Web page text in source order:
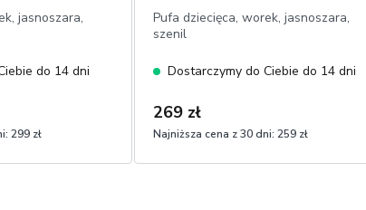
jasnoszara,
do 14 dni
299 zł
Pufa dziecięca, worek, jasnoszara,
szenil
Dostarczymy do Ciebie do 14 dni
269 zł
Najniższa cena z 30 dni: 259 zł